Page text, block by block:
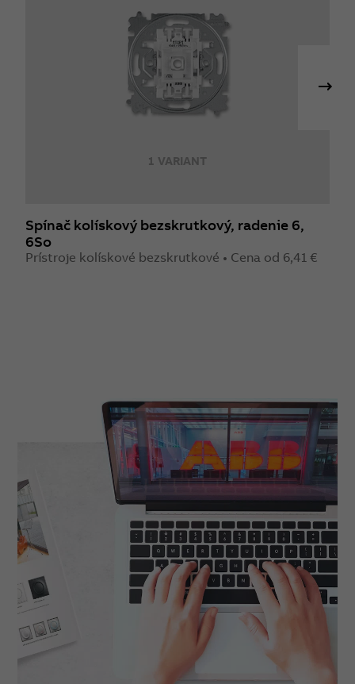
1 VARIANT
Spínač kolískový bezskrutkový, radenie 6,
6So
Prístroje kolískové bezskrutkové • Cena od 6,41 €